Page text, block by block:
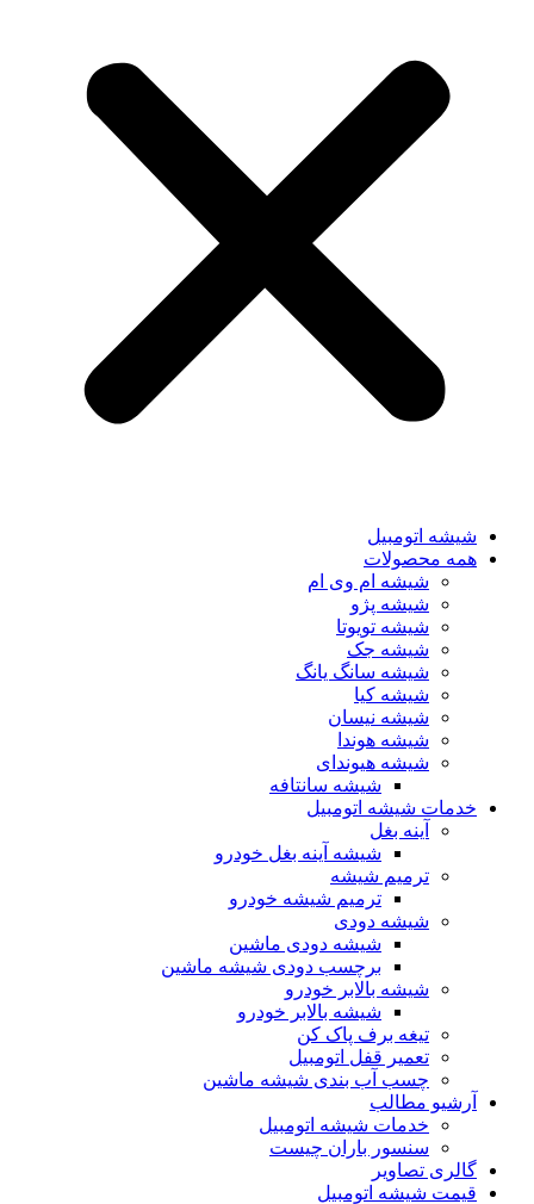
شیشه اتومبیل
همه محصولات
شیشه ام وی ام
شیشه پژو
شیشه تویوتا
شیشه جک
شیشه سانگ یانگ
شیشه کیا
شیشه نیسان
شیشه هوندا
شیشه هیوندای
شیشه سانتافه
خدمات شیشه اتومبیل
آینه بغل
شیشه آینه بغل خودرو
ترمیم شیشه
ترمیم شیشه خودرو
شیشه دودی
شیشه دودی ماشین
برچسب دودی شیشه ماشین
شیشه بالابر خودرو
شیشه بالابر خودرو
تیغه برف پاک کن
تعمیر قفل اتومبیل
چسب آب بندی شیشه ماشین
آرشیو مطالب
خدمات شیشه اتومبیل
سنسور باران چیست
گالری تصاویر
قیمت شیشه اتومبیل